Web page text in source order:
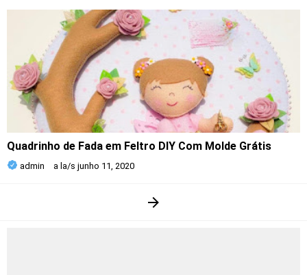
Quadrinho de Fada em Feltro DIY Com Molde Grátis
admin a la/s junho 11, 2020